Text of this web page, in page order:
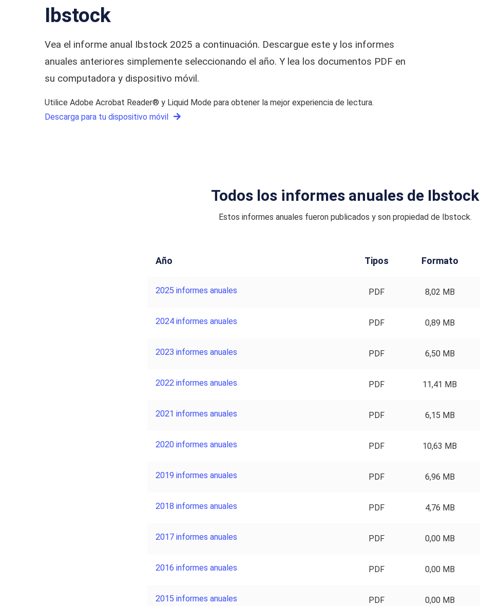
Ibstock
Vea el informe anual Ibstock 2025 a continuación. Descargue este y los informes
anuales anteriores simplemente seleccionando el año. Y lea los documentos PDF en
su computadora y dispositivo móvil.
Utilice Adobe Acrobat Reader® y Liquid Mode para obtener la mejor experiencia de lectura.
Descarga para tu dispositivo móvil
Todos los informes anuales de Ibstock
Estos informes anuales fueron publicados y son propiedad de Ibstock.
Año Tipos Formato
2025 informes anuales PDF 8,02 MB
2024 informes anuales PDF 0,89 MB
2023 informes anuales PDF 6,50 MB
2022 informes anuales PDF 11,41 MB
2021 informes anuales PDF 6,15 MB
2020 informes anuales PDF 10,63 MB
2019 informes anuales PDF 6,96 MB
2018 informes anuales PDF 4,76 MB
2017 informes anuales PDF 0,00 MB
2016 informes anuales PDF 0,00 MB
2015 informes anuales PDF 0,00 MB